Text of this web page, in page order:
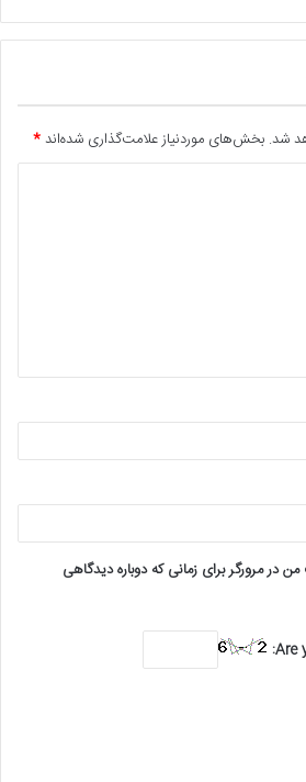
شد. بخش‌های موردنیاز علامت‌گذاری شده‌اند*
در مرورگر برای زمانی که دوباره دیدگاهی
Are